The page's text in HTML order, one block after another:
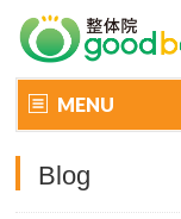
MENU
Blog